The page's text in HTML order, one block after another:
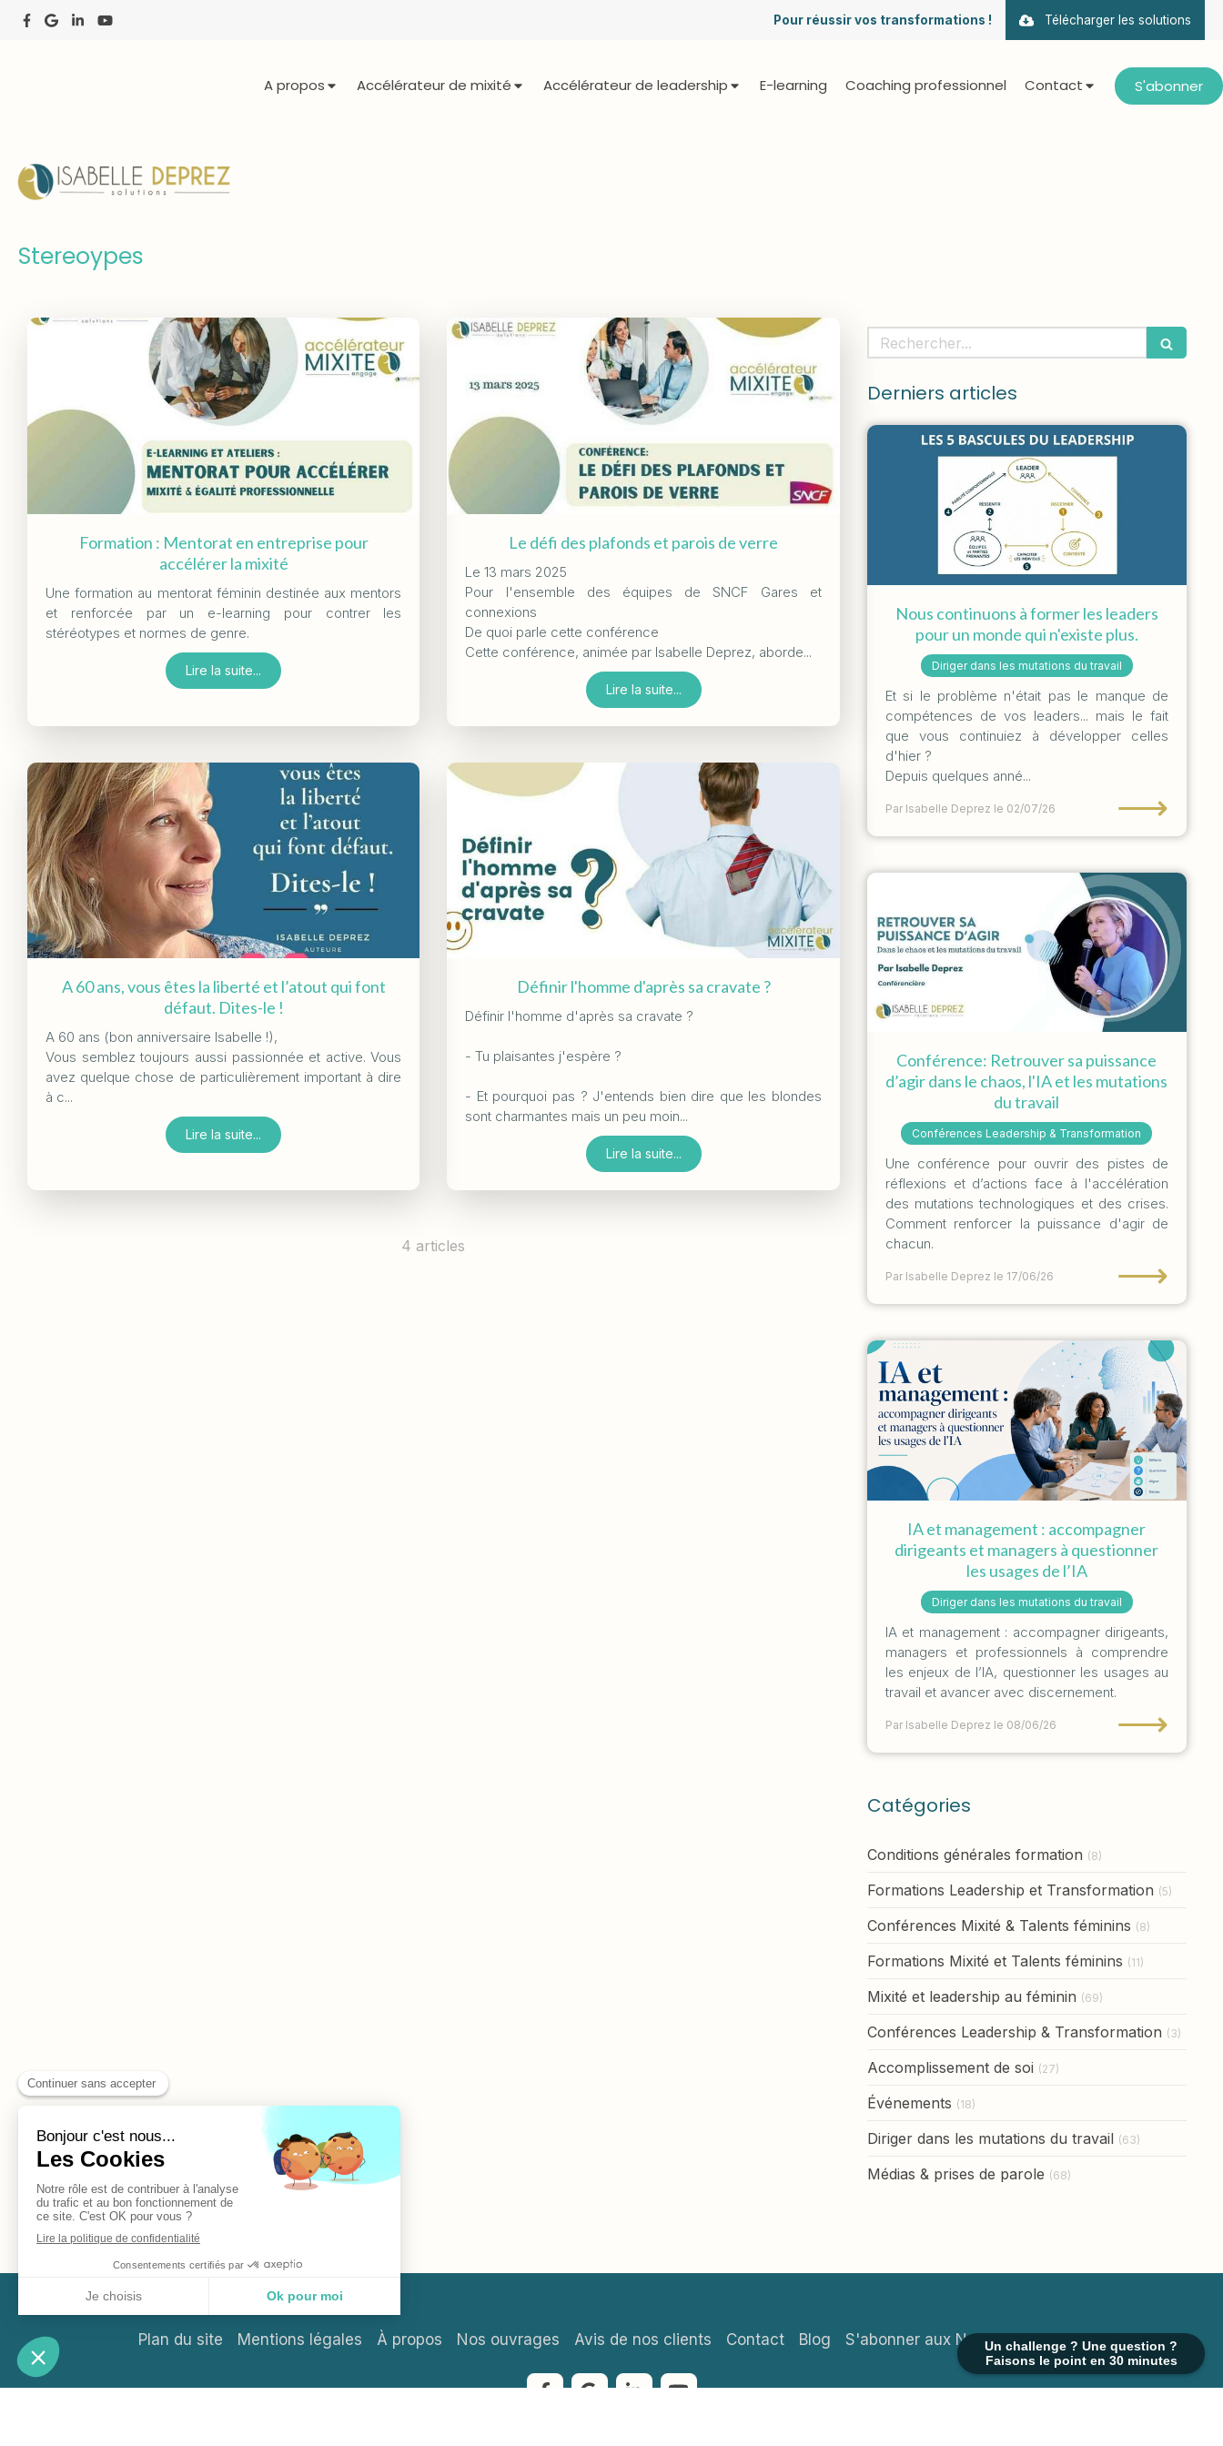
Un challenge ? Une question ?
Faisons le point en 30 minutes
Télécharger les solutions
Pour réussir vos transformations !
A propos Accélérateur de mixité Accélérateur de leadership E-learning Coaching professionnel Contact S'abonner
Stereoypes
Formation : Mentorat en entreprise pour
accélérer la mixité
Une formation au mentorat féminin destinée aux mentors
et renforcée par un e-learning pour contrer les
stéréotypes et normes de genre.
Lire la suite...
Le défi des plafonds et parois de verre
Le 13 mars 2025
Pour l'ensemble des équipes de SNCF Gares et
connexions
De quoi parle cette conférence
Cette conférence, animée par Isabelle Deprez, aborde...
Lire la suite...
A 60 ans, vous êtes la liberté et l’atout qui font
défaut. Dites-le !
A 60 ans (bon anniversaire Isabelle !),
Vous semblez toujours aussi passionnée et active. Vous
avez quelque chose de particulièrement important à dire
à c...
Lire la suite...
Définir l'homme d'après sa cravate ?
Définir l'homme d'après sa cravate ?
- Tu plaisantes j'espère ?
- Et pourquoi pas ? J'entends bien dire que les blondes
sont charmantes mais un peu moin...
Lire la suite...
4 articles
Rechercher
Derniers articles
Nous continuons à former les leaders
pour un monde qui n'existe plus.
Diriger dans les mutations du travail
Et si le problème n'était pas le manque de
compétences de vos leaders... mais le fait
que vous continuiez à développer celles
d'hier ?
Depuis quelques anné...
Par Isabelle Deprez le 02/07/26 ⟶
Conférence: Retrouver sa puissance
d’agir dans le chaos, l'IA et les mutations
du travail
Conférences Leadership & Transformation
Une conférence pour ouvrir des pistes de
réflexions et d’actions face à l'accélération
des mutations technologiques et des crises.
Comment renforcer la puissance d'agir de
chacun.
Par Isabelle Deprez le 17/06/26 ⟶
IA et management : accompagner
dirigeants et managers à questionner
les usages de l’IA
Diriger dans les mutations du travail
IA et management : accompagner dirigeants,
managers et professionnels à comprendre
les enjeux de l’IA, questionner les usages au
travail et avancer avec discernement.
Par Isabelle Deprez le 08/06/26 ⟶
Catégories
Conditions générales formation (8)
Formations Leadership et Transformation (5)
Conférences Mixité & Talents féminins (8)
Formations Mixité et Talents féminins (11)
Mixité et leadership au féminin (69)
Conférences Leadership & Transformation (3)
Accomplissement de soi (27)
Événements (18)
Diriger dans les mutations du travail (63)
Médias & prises de parole (68)
Plan du site Mentions légales À propos Nos ouvrages Avis de nos clients Contact Blog S'abonner aux News mensuelles